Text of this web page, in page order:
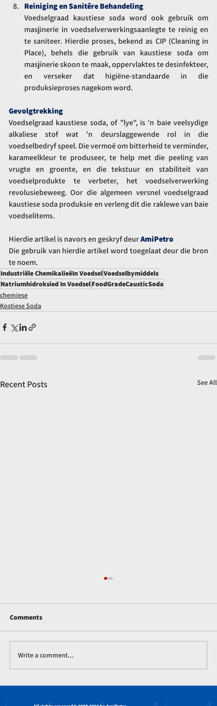
Reiniging en Sanitêre Behandeling
Voedselgraad kaustiese soda word ook gebruik om
masjinerie in voedselverwerkingsaanlegte te reinig en
te saniteer. Hierdie proses, bekend as CIP (Cleaning in
Place), behels die gebruik van kaustiese soda om
masjinerie skoon te maak, oppervlaktes te desinfekteer,
en verseker dat higiëne-standaarde in die
produksieproses nagekom word.
Gevolgtrekking
Voedselgraad kaustiese soda, of "lye", is 'n baie veelsydige
alkaliese stof wat 'n deurslaggewende rol in die
voedselbedryf speel. Die vermoë om bitterheid te verminder,
karameelkleur te produseer, te help met die peeling van
vrugte en groente, en die tekstuur en stabiliteit van
voedselprodukte te verbeter, het voedselverwerking
revolusiebeweeg. Oor die algemeen versnel voedselgraad
kaustiese soda produksie en verleng dit die raklewe van baie
voedselitems.
Hierdie artikel is navors en geskryf deur AmiPetro
Die gebruik van hierdie artikel word toegelaat deur die bron
te noem.
Industriële ChemikalieëIn VoedselVoedselbymiddels
Natriumhidroksied In VoedselFoodGradeCausticSoda
chemiese
Kostiese Soda
Recent Posts See All
Landbou
Comments
Write a comment...